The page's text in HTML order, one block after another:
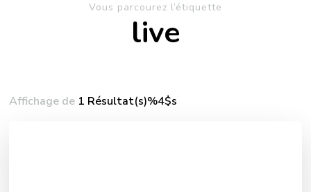
Vous parcourez l’étiquette
live
Affichage de 1 Résultat(s)%4$s